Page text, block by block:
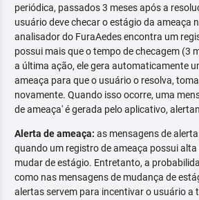
periódica, passados 3 meses após a
usuário deve checar o estágio da ameaça
analisador do FuraAedes encontra um
possui mais que o tempo de checagem (3
a última ação, ele gera automaticamente
ameaça para que o usuário o resolva,
novamente. Quando isso ocorre, uma
de ameaça' é gerada pelo aplicativo,
Alerta de ameaça: as mensagens de
quando um registro de ameaça possui
mudar de estágio. Entretanto, a
como nas mensagens de mudança de
alertas servem para incentivar o usuário a